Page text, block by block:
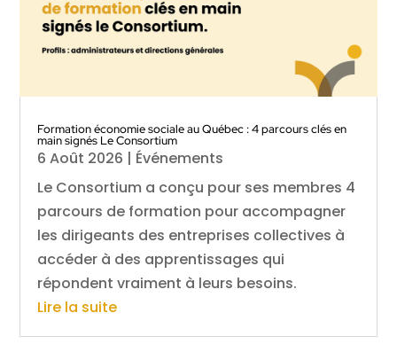
Formation économie sociale au Québec : 4 parcours clés en
main signés Le Consortium
6 Août 2026 | Événements
Le Consortium a conçu pour ses membres 4
parcours de formation pour accompagner
les dirigeants des entreprises collectives à
accéder à des apprentissages qui
répondent vraiment à leurs besoins.
Lire la suite